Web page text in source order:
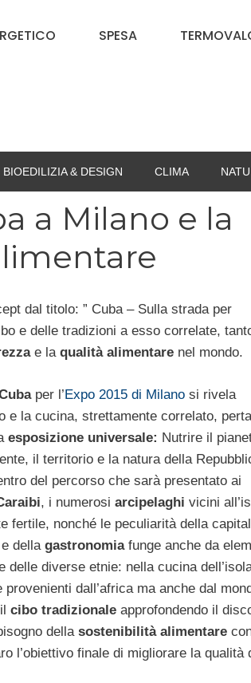
SPESA
BIOEDILIZIA & DESIGN CLIMA
a Milano e la
dal titolo: ” Cuba – Sulla strada per
e delle tradizioni a esso correlate,
e la qualità alimentare nel mondo.
per l’Expo 2015 di Milanosi rivela
e la cucina, strettamente correlato,
esposizione universale: Nutrire il
il territorio e la natura della
del percorso che sarà presentato ai
, i numerosi arcipelaghi vicini
fertile, nonché le peculiarità della
della gastronomiafunge anche da
diverse etnie: nella cucina
dall’africa ma anche dal
cibo tradizionale approfondendo il
della sostenibilità alimentare
l’obiettivo finale di migliorare la qualità